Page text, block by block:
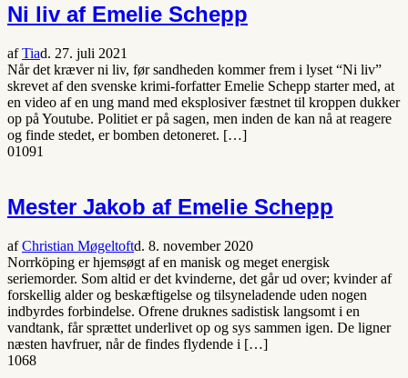
Ni liv af Emelie Schepp
afTiad. 27. juli 2021
Når det kræver ni liv, før sandheden kommer frem i lyset “Ni liv”
skrevet af den svenske krimi-forfatter Emelie Schepp starter med, at
en video af en ung mand med eksplosiver fæstnet til kroppen dukker
op på Youtube. Politiet er på sagen, men inden de kan nå at reagere
og finde stedet, er bomben detoneret. […]
01091
Mester Jakob af Emelie Schepp
afChristian Møgeltoftd. 8. november 2020
Norrköping er hjemsøgt af en manisk og meget energisk
seriemorder. Som altid er det kvinderne, det går ud over; kvinder af
forskellig alder og beskæftigelse og tilsyneladende uden nogen
indbyrdes forbindelse. Ofrene druknes sadistisk langsomt i en
vandtank, får sprættet underlivet op og sys sammen igen. De ligner
næsten havfruer, når de findes flydende i […]
1068